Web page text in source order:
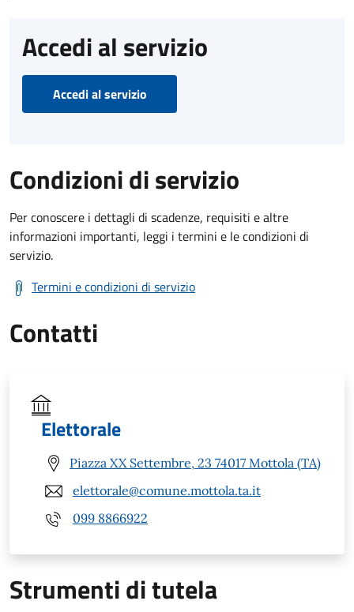
Accedi al servizio
Accedi al servizio
Condizioni di servizio
Per conoscere i dettagli di scadenze, requisiti e altre
informazioni importanti, leggi i termini e le condizioni di
servizio.
Termini e condizioni di servizio
Contatti
Elettorale
Piazza XX Settembre, 23 74017 Mottola (TA)
elettorale@comune.mottola.ta.it
099 8866922
Strumenti di tutela